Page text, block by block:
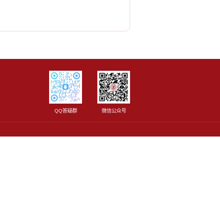
QQ答疑群 微信公众号